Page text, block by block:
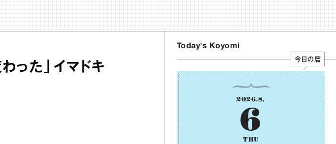
った」イマドキ
Today's Koyomi
今日の暦
2026.8.
6
THU